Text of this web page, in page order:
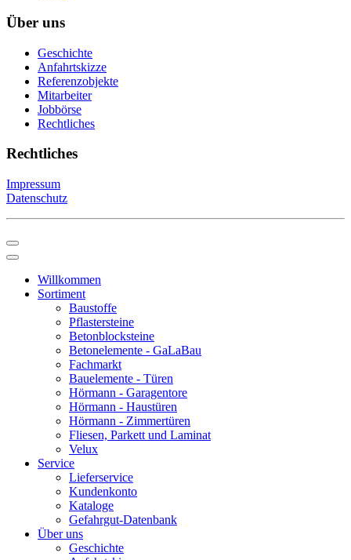
Über uns
Geschichte
Anfahrtskizze
Referenzobjekte
Mitarbeiter
Jobbörse
Rechtliches
Rechtliches
Impressum
Datenschutz
Willkommen
Sortiment
Baustoffe
Pflastersteine
Betonblocksteine
Betonelemente - GaLaBau
Fachmarkt
Bauelemente - Türen
Hörmann - Garagentore
Hörmann - Haustüren
Hörmann - Zimmertüren
Fliesen, Parkett und Laminat
Velux
Service
Lieferservice
Kundenkonto
Kataloge
Gefahrgut-Datenbank
Über uns
Geschichte